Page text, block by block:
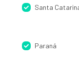
Santa
Paraná